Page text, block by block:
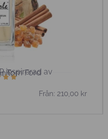
​​inspirerad av
Tom Ford
Från:210,00 kr